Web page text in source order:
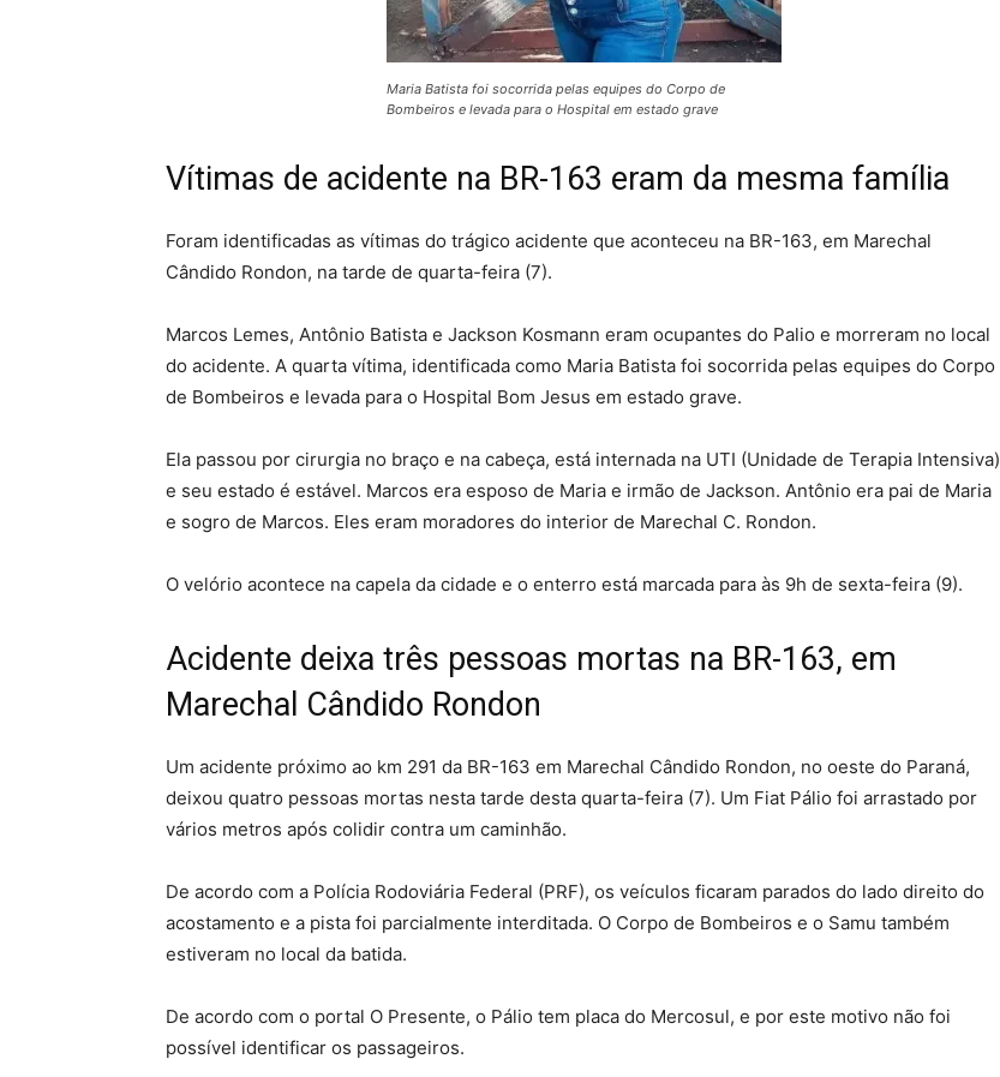
Maria Batista foi socorrida pelas equipes do Corpo de
Bombeiros e levada para o Hospital em estado grave
Vítimas de acidente na BR-163 eram da mesma família
Foram identificadas as vítimas do trágico acidente que aconteceu na BR-163, em Marechal
Cândido Rondon, na tarde de quarta-feira (7).
Marcos Lemes, Antônio Batista e Jackson Kosmann eram ocupantes do Palio e morreram no local
do acidente. A quarta vítima, identificada como Maria Batista foi socorrida pelas equipes do Corpo
de Bombeiros e levada para o Hospital Bom Jesus em estado grave.
Ela passou por cirurgia no braço e na cabeça, está internada na UTI (Unidade de Terapia Intensiva)
e seu estado é estável. Marcos era esposo de Maria e irmão de Jackson. Antônio era pai de Maria
e sogro de Marcos. Eles eram moradores do interior de Marechal C. Rondon.
O velório acontece na capela da cidade e o enterro está marcada para às 9h de sexta-feira (9).
Acidente deixa três pessoas mortas na BR-163, em
Marechal Cândido Rondon
Um acidente próximo ao km 291 da BR-163 em Marechal Cândido Rondon, no oeste do Paraná,
deixou quatro pessoas mortas nesta tarde desta quarta-feira (7). Um Fiat Pálio foi arrastado por
vários metros após colidir contra um caminhão.
De acordo com a Polícia Rodoviária Federal (PRF), os veículos ficaram parados do lado direito do
acostamento e a pista foi parcialmente interditada. O Corpo de Bombeiros e o Samu também
estiveram no local da batida.
De acordo com o portal O Presente, o Pálio tem placa do Mercosul, e por este motivo não foi
possível identificar os passageiros.